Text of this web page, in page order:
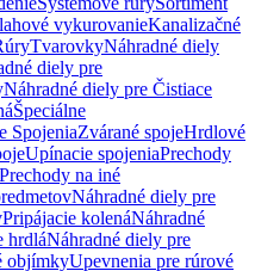
vykurovanieKanalizačné
TvarovkyNáhradné diely
diely pre
Náhradné diely pre Čistiace
Špeciálne
SpojeniaZvárané spojeHrdlové
Upínacie spojeniaPrechody
na iné
Náhradné diely pre
Pripájacie kolenáNáhradné
hrdláNáhradné diely pre
objímkyUpevnenia pre rúrové